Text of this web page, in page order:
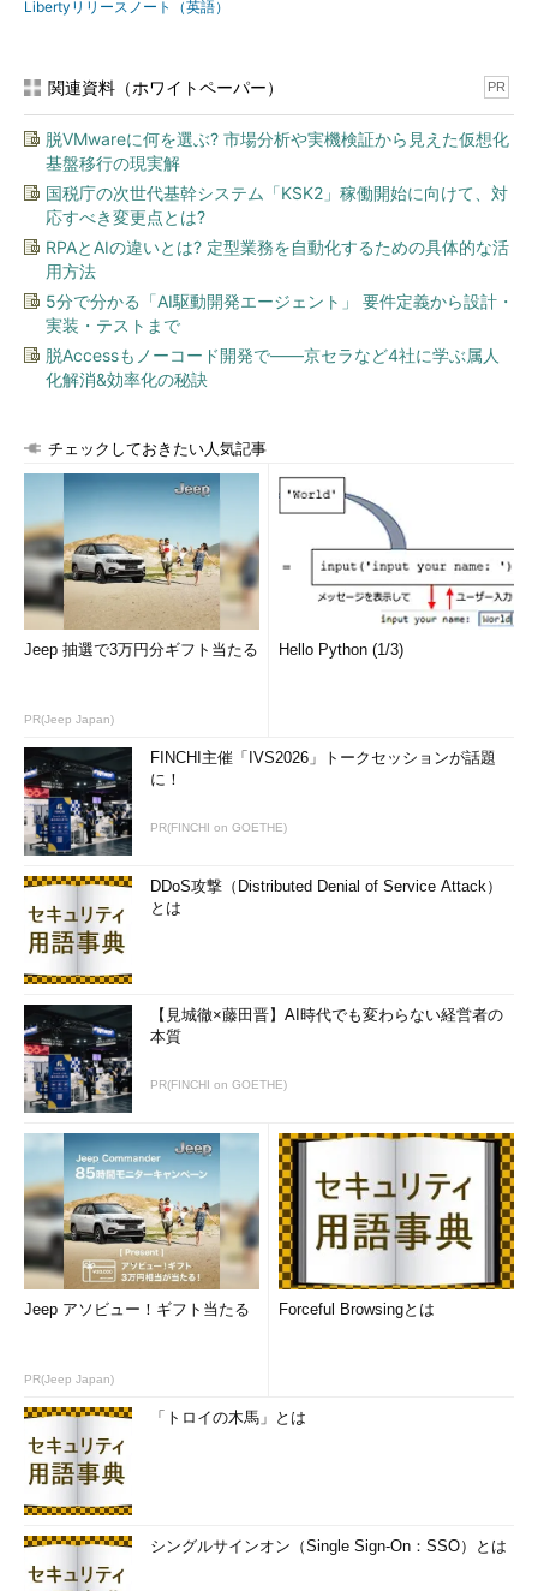
Libertyリリースノート（英語）
関連資料（ホワイトペーパー） PR
脱VMwareに何を選ぶ? 市場分析や実機検証から見えた仮想化
基盤移行の現実解
国税庁の次世代基幹システム「KSK2」稼働開始に向けて、対
応すべき変更点とは?
RPAとAIの違いとは? 定型業務を自動化するための具体的な活
用方法
5分で分かる「AI駆動開発エージェント」 要件定義から設計・
実装・テストまで
脱Accessもノーコード開発で――京セラなど4社に学ぶ属人
化解消&効率化の秘訣
チェックしておきたい人気記事
Jeep 抽選で3万円分ギフト当たる
PR(Jeep Japan)
Hello Python (1/3)
FINCHI主催「IVS2026」トークセッションが話題
に！
PR(FINCHI on GOETHE)
DDoS攻撃（Distributed Denial of Service Attack）
とは
【見城徹×藤田晋】AI時代でも変わらない経営者の
本質
PR(FINCHI on GOETHE)
Jeep アソビュー！ギフト当たる
PR(Jeep Japan)
Forceful Browsingとは
「トロイの木馬」とは
シングルサインオン（Single Sign-On：SSO）とは